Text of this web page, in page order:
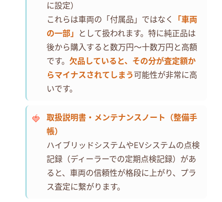
に設定）
これらは車両の「付属品」ではなく
「車両
の一部」
として扱われます。特に純正品は
後から購入すると数万円～十数万円と高額
です。 欠品していると、その分が査定額か
らマイナスされてしまう可能性が非常に高
いです。
取扱説明書・メンテナンスノート（整備手
帳）
ハイブリッドシステムやEVシステムの点検
記録（ディーラーでの定期点検記録）があ
ると、車両の信頼性が格段に上がり、プラ
ス査定に繋がります。